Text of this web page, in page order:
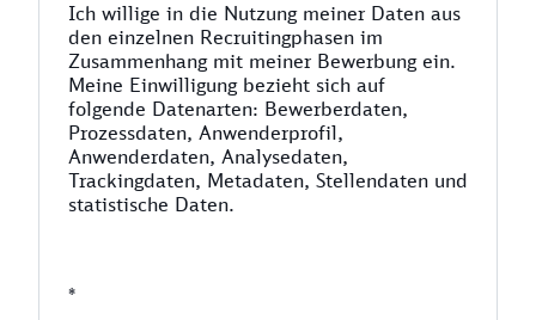
Ich willige in die Nutzung meiner Daten aus
den einzelnen Recruitingphasen im
Zusammenhang mit meiner Bewerbung ein.
Meine Einwilligung bezieht sich auf
folgende Datenarten: Bewerberdaten,
Prozessdaten, Anwenderprofil,
Anwenderdaten, Analysedaten,
Trackingdaten, Metadaten, Stellendaten und
statistische Daten.
*